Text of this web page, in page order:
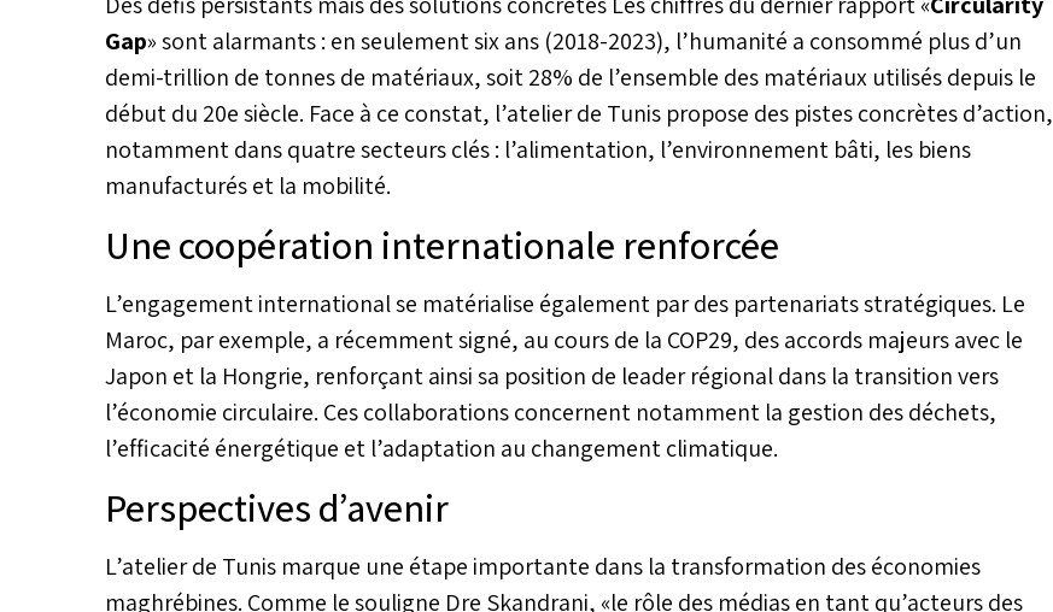
Gap» sont alarmants : en seulement six ans (2018-2023), l’humanité a consommé plus d’un
demi-trillion de tonnes de matériaux, soit 28% de l’ensemble des matériaux utilisés depuis le
début du 20e siècle. Face à ce constat, l’atelier de Tunis propose des pistes concrètes d’action,
notamment dans quatre secteurs clés : l’alimentation, l’environnement bâti, les biens
manufacturés et la mobilité.
Une coopération internationale renforcée
L’engagement international se matérialise également par des partenariats stratégiques. Le
Maroc, par exemple, a récemment signé, au cours de la COP29, des accords majeurs avec le
Japon et la Hongrie, renforçant ainsi sa position de leader régional dans la transition vers
l’économie circulaire. Ces collaborations concernent notamment la gestion des déchets,
l’efficacité énergétique et l’adaptation au changement climatique.
Perspectives d’avenir
L’atelier de Tunis marque une étape importante dans la transformation des économies
maghrébines. Comme le souligne Dre Skandrani, «le rôle des médias en tant qu’acteurs des